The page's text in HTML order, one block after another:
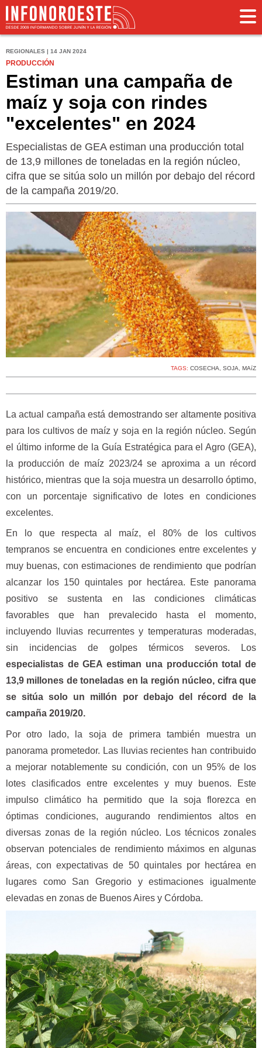
REGIONALES | 14 JAN 2024
PRODUCCIÓN
Estiman una campaña de
maíz y soja con rindes
"excelentes" en 2024
Especialistas de GEA estiman una producción total
de 13,9 millones de toneladas en la región núcleo,
cifra que se sitúa solo un millón por debajo del récord
de la campaña 2019/20.
TAGS: COSECHA, SOJA, MAíZ
La actual campaña está demostrando ser altamente positiva
para los cultivos de maíz y soja en la región núcleo. Según
el último informe de la Guía Estratégica para el Agro (GEA),
la producción de maíz 2023/24 se aproxima a un récord
histórico, mientras que la soja muestra un desarrollo óptimo,
con un porcentaje significativo de lotes en condiciones
excelentes.
En lo que respecta al maíz, el 80% de los cultivos
tempranos se encuentra en condiciones entre excelentes y
muy buenas, con estimaciones de rendimiento que podrían
alcanzar los 150 quintales por hectárea. Este panorama
positivo se sustenta en las condiciones climáticas
favorables que han prevalecido hasta el momento,
incluyendo lluvias recurrentes y temperaturas moderadas,
sin incidencias de golpes térmicos severos. Los
especialistas de GEA estiman una producción total de
13,9 millones de toneladas en la región núcleo, cifra que
se sitúa solo un millón por debajo del récord de la
campaña 2019/20.
Por otro lado, la soja de primera también muestra un
panorama prometedor. Las lluvias recientes han contribuido
a mejorar notablemente su condición, con un 95% de los
lotes clasificados entre excelentes y muy buenos. Este
impulso climático ha permitido que la soja florezca en
óptimas condiciones, augurando rendimientos altos en
diversas zonas de la región núcleo. Los técnicos zonales
observan potenciales de rendimiento máximos en algunas
áreas, con expectativas de 50 quintales por hectárea en
lugares como San Gregorio y estimaciones igualmente
elevadas en zonas de Buenos Aires y Córdoba.